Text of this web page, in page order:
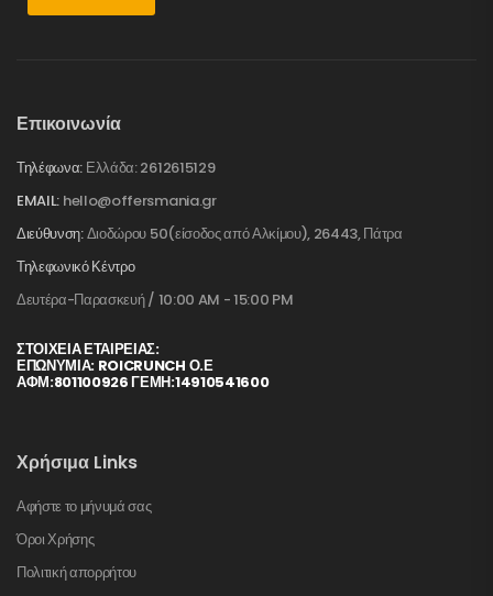
Επικοινωνία
Τηλέφωνα: Ελλάδα: 2612615129
EMAIL: hello@offersmania.gr
Διεύθυνση:Διοδώρου 50(είσοδος από Αλκίμου), 26443, Πάτρα
Τηλεφωνικό Κέντρο
Δευτέρα-Παρασκευή / 10:00 AM - 15:00 PM
ΣΤΟΙΧΕΊΑ ΕΤΑΙΡΕΊΑΣ:
ΕΠΩΝΥΜΙΑ: ROICRUNCH Ο.Ε
ΑΦΜ:801100926 ΓΕΜΗ:14910541600
Χρήσιμα Links
Αφήστε το μήνυμά σας
Όροι Χρήσης
Πολιτική απορρήτου